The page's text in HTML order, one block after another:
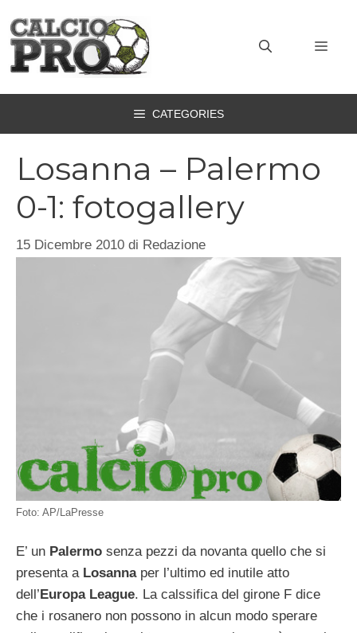
contenuto
CATEGORIES
Losanna – Palermo
0-1: fotogallery
15 Dicembre 2010 di Redazione
Foto: AP/LaPresse
E’ un Palermo senza pezzi da novanta quello che si
presenta a Losannaper l’ultimo ed inutile atto
dell’Europa League. La calssifica del girone F dice
che i rosanero non possono in alcun modo sperare